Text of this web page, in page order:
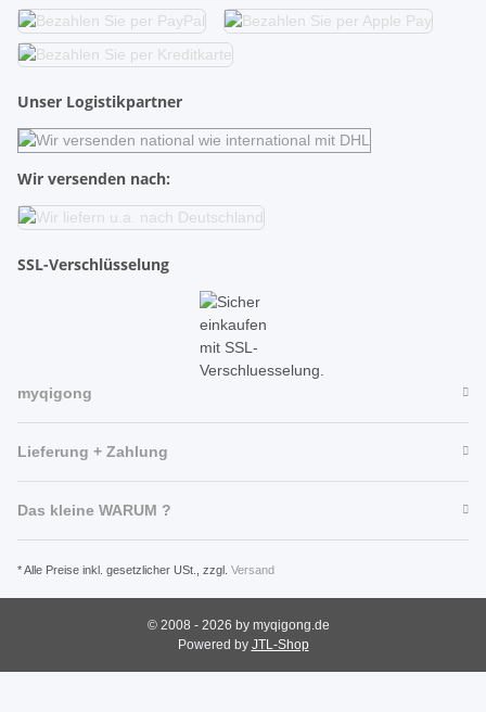
Unser Logistikpartner
Wir versenden nach:
SSL-Verschlüsselung
myqigong
Lieferung + Zahlung
Das kleine WARUM ?
* Alle Preise inkl. gesetzlicher USt., zzgl. Versand
© 2008 - 2026 by myqigong.de
Powered by JTL-Shop